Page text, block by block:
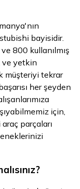
bayisidir.
800 kullanılmış
ve yetkin
müşteriyi tekrar
her şeyden
için,
parçaları